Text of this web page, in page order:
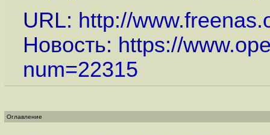
URL: http://
Новость: https://
num=22315
Оглавление